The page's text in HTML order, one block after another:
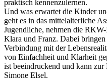
praktisch kennenzulernen.
Und was erwartet die Kinder
geht es in das mittelalterliche
Jugendliche, nehmen die
Klara und Franz. Dabei
Verbindung mit der
von Einfachheit und Klarheit
ist beeindruckend und kann zur
Simone Elsel.